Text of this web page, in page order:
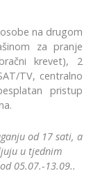
na drugom
za pranje
krevet), 2
TV, centralno
pristup
od 17 sati, a
u tjednim
05.07.-13.09..